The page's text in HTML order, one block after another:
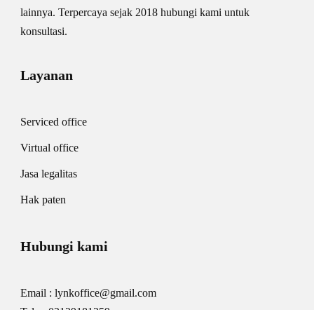
lainnya. Terpercaya sejak 2018 hubungi kami untuk
konsultasi.
Layanan
Serviced office
Virtual office
Jasa legalitas
Hak paten
Hubungi kami
Email : lynkoffice@gmail.com